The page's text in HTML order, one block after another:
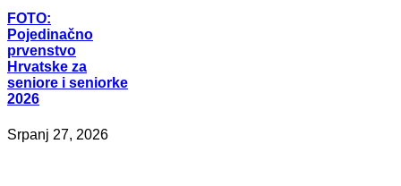
FOTO:
Pojedinačno
prvenstvo
Hrvatske za
seniore i seniorke
2026
Srpanj 27, 2026